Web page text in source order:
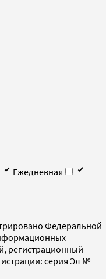
Ежедневная
Федеральной
регистрационный
серия Эл №